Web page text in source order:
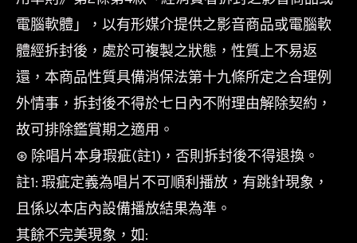
電腦軟體」，以有形媒介提供之影音商品或電腦軟
體經拆封後，處於可複製之狀態，性質上不易返
還，本商品性質具備消保法第十九條所定之合理例
外情事，拆封後不得於七日內不附理由解除契約，
故可排除鑑賞期之適用。
⊛ 除唱片本身瑕疵(註1)，否則拆封後不得退換。
註1: 瑕疵定義為唱片不可順利播放，有跳針現象，
且係以本店內設備播放結果為準。
其餘不完美現象，如: